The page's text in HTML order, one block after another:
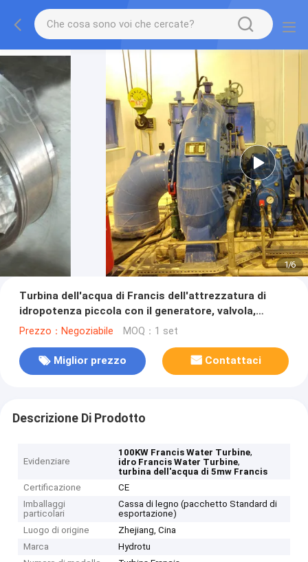
1/6
Turbina dell'acqua di Francis dell'attrezzatura di
idropotenza piccola con il generatore, valvola,
regolatore di velocità
Prezzo：Negoziabile MOQ：1 set
Miglior prezzo Contattaci
Descrizione Di Prodotto
Evidenziare
100KW Francis Water Turbine,
idro Francis Water Turbine,
turbina dell'acqua di 5mw Francis
Certificazione
CE
Imballaggi
particolari
Cassa di legno (pacchetto Standard di
esportazione)
Luogo di origine
Zhejiang, Cina
Marca
Hydrotu